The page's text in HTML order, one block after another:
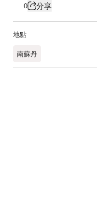
0 分享
地點
南蘇丹